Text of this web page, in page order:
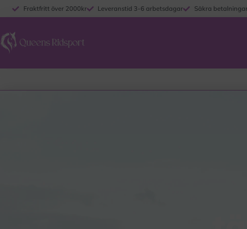
Fraktfritt över 2000kr Leveranstid 3-6 arbetsdagar Säkra